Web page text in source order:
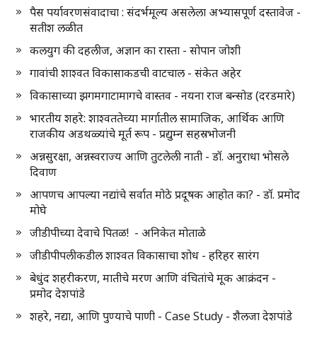
पैस पर्यावरणसंवादाचा : संदर्भमूल्य असलेला अभ्यासपूर्ण दस्तावेज -
सतीश लळीत
कलयुग की दहलीज, अज्ञान का रास्ता - सोपान जोशी
गावांची शाश्वत विकासाकडची वाटचाल - संकेत अहेर
विकासाच्या झगमगाटामागचे वास्तव - नयना राज बन्सोड (दरडमारे)
भारतीय शहरे: शाश्वततेच्या मार्गातील सामाजिक, आर्थिक आणि
राजकीय अडथळ्यांचे मूर्त रूप - प्रद्युम्न सहस्रभोजनी
अन्नसुरक्षा, अन्नस्वराज्य आणि तुटलेली नाती - डॉ. अनुराधा भोसले
दिवाण
आपणच आपल्या नद्यांचे सर्वात मोठे प्रदूषक आहोत का? - डॉ. प्रमोद
मोघे
जीडीपीच्या देवाचे पितळ! - अनिकेत मोताळे
जीडीपीपलीकडील शाश्वत विकासाचा शोध - हरिहर सारंग
बेधुंद शहरीकरण, मातीचे मरण आणि वंचितांचे मूक आक्रंदन -
प्रमोद देशपांडे
शहरे, नद्या, आणि पुण्याचे पाणी - Case Study - शैलजा देशपांडे